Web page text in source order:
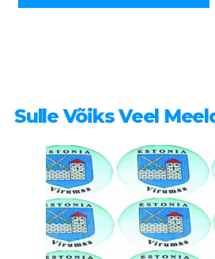
Sulle Võiks Veel